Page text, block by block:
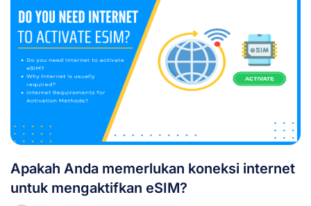
Apakah Anda memerlukan koneksi internet
untuk mengaktifkan eSIM?